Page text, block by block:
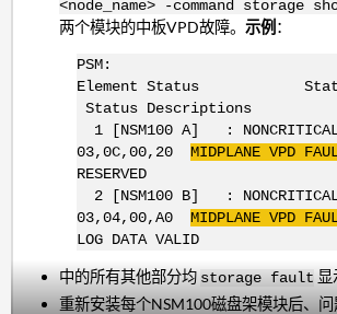
<node_name> -command storage
两个模块的中板VPD故障。示例 ：
PSM:
Element Status
Status Descriptions
1 [NSM100 A] :
03,0C,00,20 MIDPLANE VPD
RESERVED
2 [NSM100 B] :
03,04,00,A0 MIDPLANE VPD
LOG DATA VALID
中的所有其他部分均 storage fault 显
重新安装每个NSM100磁盘架模块后、